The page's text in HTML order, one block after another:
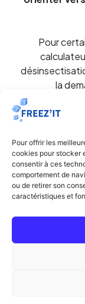
Pour offrir les
cookies pour stocker
consentir à ces
comportement de
ou de retirer son
caractéristiques et
Pour
la
Traitement
de-France.